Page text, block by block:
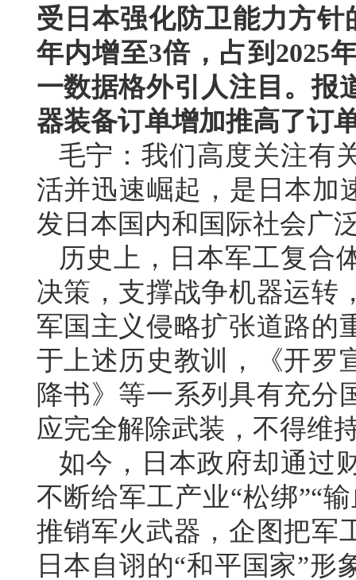
受日本强化防卫能力方
年内增至3倍，占到2025
一数据格外引人注目。报
器装备订单增加推高了订
毛宁：我们高度关注有
活并迅速崛起，是日本加
发日本国内和国际社会广
历史上，日本军工复合
决策，支撑战争机器运转
军国主义侵略扩张道路的
于上述历史教训，《开罗
降书》等一系列具有充分
应完全解除武装，不得维
如今，日本政府却通过
不断给军工产业“松绑”“
推销军火武器，企图把军
日本自诩的“和平国家”